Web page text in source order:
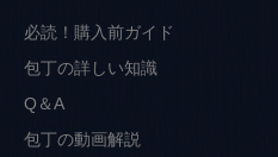
必読！購入前ガイド
包丁の詳しい知識
Q＆A
包丁の動画解説